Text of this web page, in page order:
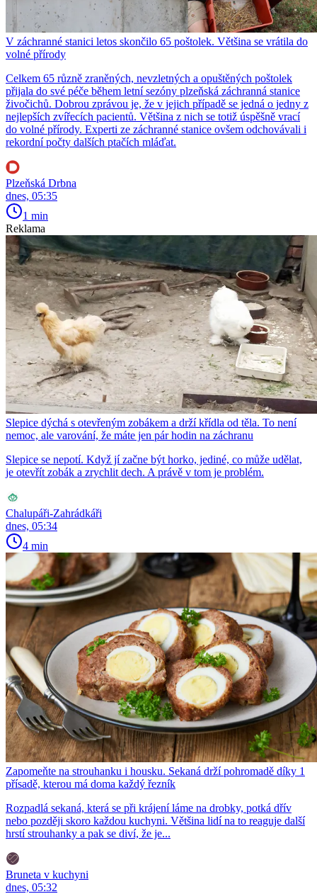
V záchranné stanici letos skončilo 65 poštolek. Většina se vrátila do
volné přírody
Celkem 65 různě zraněných, nevzletných a opuštěných poštolek
přijala do své péče během letní sezóny plzeňská záchranná stanice
živočichů. Dobrou zprávou je, že v jejich případě se jedná o jedny z
nejlepších zvířecích pacientů. Většina z nich se totiž úspěšně vrací
do volné přírody. Experti ze záchranné stanice ovšem odchovávali i
rekordní počty dalších ptačích mláďat.
Plzeňská Drbna
dnes, 05:35
1 min
Reklama
Slepice dýchá s otevřeným zobákem a drží křídla od těla. To není
nemoc, ale varování, že máte jen pár hodin na záchranu
Slepice se nepotí. Když jí začne být horko, jediné, co může udělat,
je otevřít zobák a zrychlit dech. A právě v tom je problém.
Chalupáři-Zahrádkáři
dnes, 05:34
4 min
Zapomeňte na strouhanku i housku. Sekaná drží pohromadě díky 1
přísadě, kterou má doma každý řezník
Rozpadlá sekaná, která se při krájení láme na drobky, potká dřív
nebo později skoro každou kuchyni. Většina lidí na to reaguje další
hrstí strouhanky a pak se diví, že je...
Bruneta v kuchyni
dnes, 05:32